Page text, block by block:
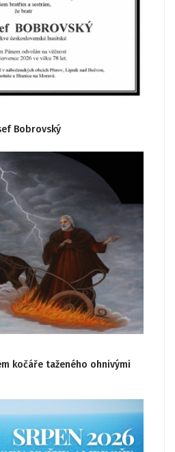
Bobrovský
kočáře taženého ohnivými